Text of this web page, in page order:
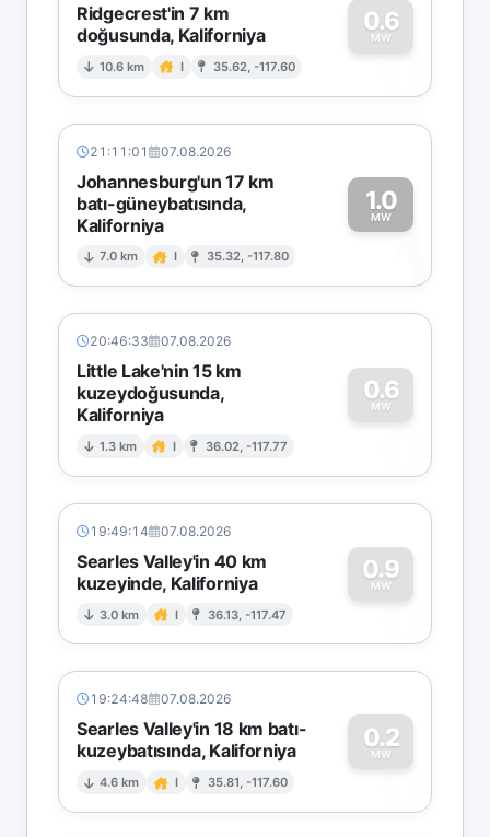
Ridgecrest'in 7 km
doğusunda, Kaliforniya
10.6 km I 35.62, -117.60
0.6
MW
0
21:11:01 07.08.2026
Johannesburg'un 17 km
batı-güneybatısında,
Kaliforniya
7.0 km I 35.32, -117.80
1.0
MW
1
20:46:33 07.08.2026
Little Lake'nin 15 km
kuzeydoğusunda,
Kaliforniya
1.3 km I 36.02, -117.77
0.6
MW
0
19:49:14 07.08.2026
Searles Valley'in 40 km
kuzeyinde, Kaliforniya
3.0 km I 36.13, -117.47
0.9
MW
0
19:24:48 07.08.2026
Searles Valley'in 18 km batı-
kuzeybatısında, Kaliforniya
4.6 km I 35.81, -117.60
0.2
MW
0